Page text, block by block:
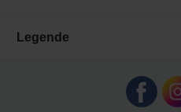
Legende